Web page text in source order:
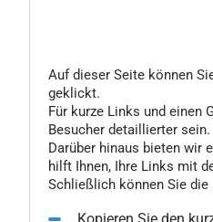
Auf dieser Seite können
geklickt.
Für kurze Links und einen
Besucher detaillierter sein.
Darüber hinaus bieten wir
hilft Ihnen, Ihre Links mit
Schließlich können Sie die